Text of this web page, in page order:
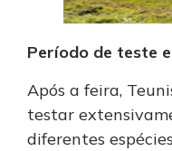
Período de teste
Após a feira,
testar
diferentes